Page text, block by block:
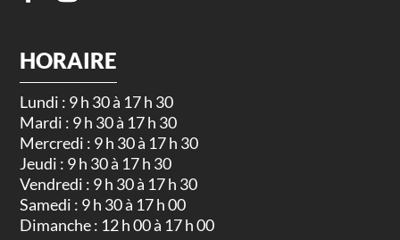
HORAIRE
Lundi : 9 h 30 à 17 h 30
Mardi : 9 h 30 à 17 h 30
Mercredi : 9 h 30 à 17 h 30
Jeudi : 9 h 30 à 17 h 30
Vendredi : 9 h 30 à 17 h 30
Samedi : 9 h 30 à 17 h 00
Dimanche : 12 h 00 à 17 h 00